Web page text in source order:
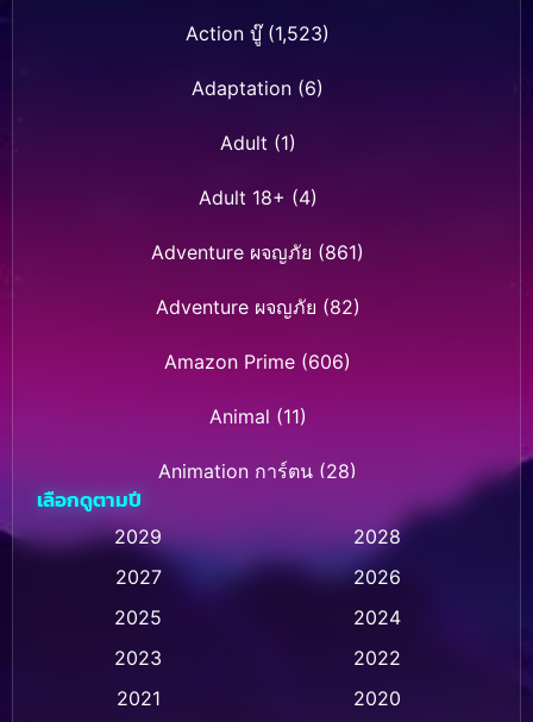
Action บู๊(1,523)
Adaptation (6)
Adult (1)
Adult 18+ (4)
Adventure ผจญภัย (861)
Adventure ผจญภัย (82)
Amazon Prime (606)
Animal (11)
Animation การ์ตูน (28)
Animation การ์ตูน (232)
Animation การ์ตูน(32)
Animation แอนิเมชั่น (1)
เลือกดูตามปี
2029
2028
2027
2026
2025
2024
2023
2022
2021
2020